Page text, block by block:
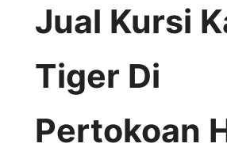
Jual Kursi
Tiger Di
Pertokoan